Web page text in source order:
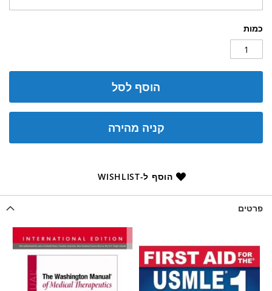
כמות
הוסף לסל
קניה מהירה
הוסף ל-WISHLIST
פרטים